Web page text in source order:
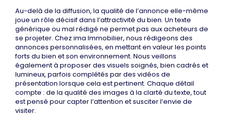
Au-delà de la diffusion, la qualité de l’annonce elle-même
joue un rôle décisif dans l’attractivité du bien. Un texte
générique ou mal rédigé ne permet pas aux acheteurs de
se projeter. Chez ima Immobilier, nous rédigeons des
annonces personnalisées, en mettant en valeur les points
forts du bien et son environnement. Nous veillons
également à proposer des visuels soignés, bien cadrés et
lumineux, parfois complétés par des vidéos de
présentation lorsque cela est pertinent. Chaque détail
compte : de la qualité des images à la clarté du texte, tout
est pensé pour capter l’attention et susciter l’envie de
visiter.